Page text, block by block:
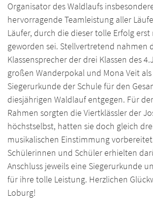
Organisator des Waldlaufs
hervorragende Teamleistung aller
Läufer, durch die dieser tolle Erfolg erst
geworden sei. Stellvertretend nahmen
Klassensprecher der drei Klassen des
großen Wanderpokal und Mona Veit
Siegerurkunde der Schule für den
diesjährigen Waldlauf entgegen. Für
Rahmen sorgten die Viertklässler der
höchstselbst, hatten sie doch gleich
musikalischen Einstimmung
Schülerinnen und Schüler erhielten
Anschluss jeweils eine Siegerurkunde
für ihre tolle Leistung. Herzlichen
Loburg!